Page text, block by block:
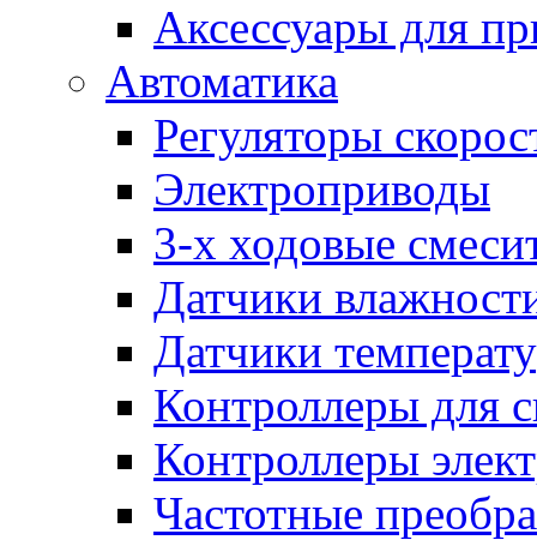
Аксессуары для
Автоматика
Регуляторы
Электроприводы
3-х ходовые
Датчики
Датчики
Контроллеры для
Контроллеры
Частотные